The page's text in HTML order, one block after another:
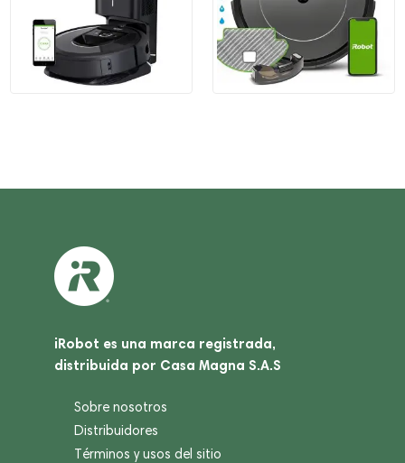
iRobot es una marca registrada,
distribuida por Casa Magna S.A.S
Sobre nosotros
Distribuidores
Términos y usos del sitio